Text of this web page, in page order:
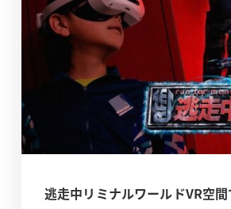
逃走中リミナルワールドVR空